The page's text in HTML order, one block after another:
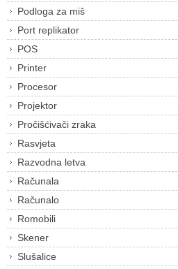
Podloga za miš
Port replikator
POS
Printer
Procesor
Projektor
Pročišćivači zraka
Rasvjeta
Razvodna letva
Računala
Računalo
Romobili
Skener
Slušalice